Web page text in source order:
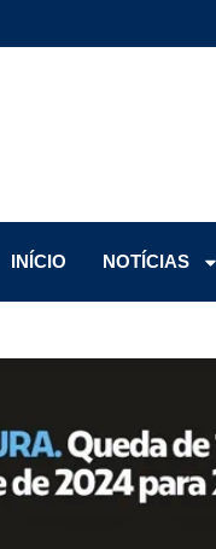
INÍCIO
NOTÍCIAS